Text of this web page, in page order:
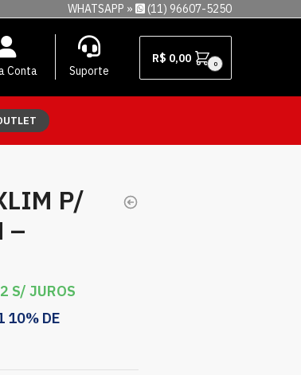
WHATSAPP » (11) 96607-5250
Conta Suporte
R$ 0,00 0
P/
–
S/ JUROS
10% DE